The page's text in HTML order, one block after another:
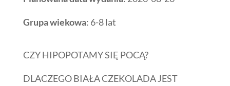
Grupa wiekowa: 6-8 lat
CZY HIPOPOTAMY SIĘ POCĄ?
DLACZEGO BIAŁA CZEKOLADA JEST